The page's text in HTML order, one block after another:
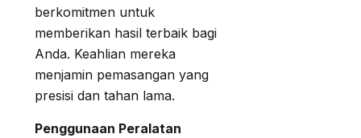
berkomitmen untuk
memberikan hasil terbaik bagi
Anda. Keahlian mereka
menjamin pemasangan yang
presisi dan tahan lama.
Penggunaan Peralatan